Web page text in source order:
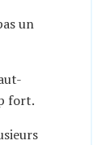
un
fort.